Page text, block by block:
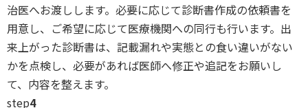
治医へお渡しします。必要に応じて診断書作成の依頼書を
用意し、ご希望に応じて医療機関への同行も行います。出
来上がった診断書は、記載漏れや実態との食い違いがない
かを点検し、必要があれば医師へ修正や追記をお願いし
て、内容を整えます。
step4